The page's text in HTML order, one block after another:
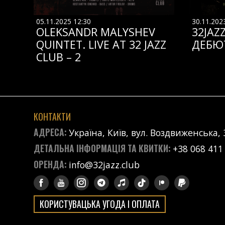
05.11.2025 12:30
OLEKSANDR MALYSHEV
QUINTET. LIVE AT 32 JAZZ
CLUB – 2
КОНТАКТИ
АДРЕСА:Україна, Київ, вул. Воздвиженська,
ДЕТАЛЬНА ІНФОРМАЦІЯ ТА КВИТКИ: +38 068
ОРЕНДА: info@32jazz.club
КОРИСТУВАЦЬКА УГОДА І ОПЛАТА